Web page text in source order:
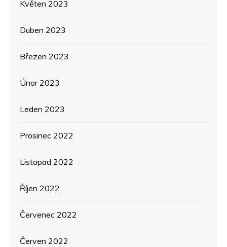
Květen 2023
Duben 2023
Březen 2023
Únor 2023
Leden 2023
Prosinec 2022
Listopad 2022
Říjen 2022
Červenec 2022
Červen 2022